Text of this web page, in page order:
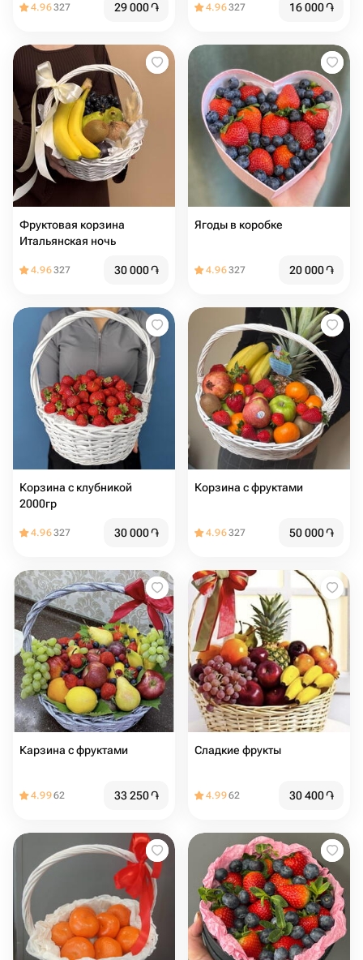
4.96327 29 000֏ 4.96327 16 000֏
Фруктовая корзина
Итальянская ночь
4.96327 30 000֏
Ягоды в коробке ️
4.96327 20 000֏
Корзина с клубникой
2000гр
4.96327 30 000֏
Корзина с фруктами
4.96327 50 000֏
Карзина с фруктами
4.9962 33 250֏
Сладкие фрукты
4.9962 30 400֏